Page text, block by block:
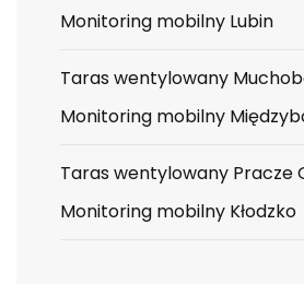
Monitoring mobilny Lubin
Taras wentylowany
Monitoring mobilny
Taras wentylowany Pracze
Monitoring mobilny Kłodzko